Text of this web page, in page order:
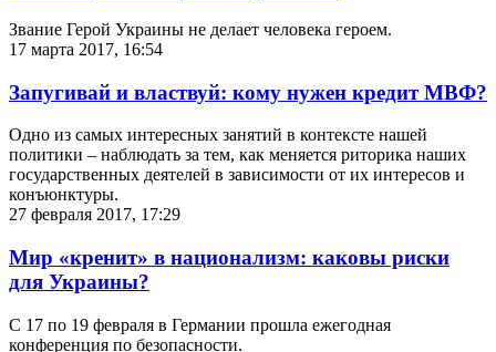
Звание Герой Украины не делает человека героем.
17 марта 2017, 16:54
Запугивай и властвуй: кому нужен кредит МВФ?
Одно из самых интересных занятий в контексте нашей
политики – наблюдать за тем, как меняется риторика наших
государственных деятелей в зависимости от их интересов и
конъюнктуры.
27 февраля 2017, 17:29
Мир «кренит» в национализм: каковы риски
для Украины?
С 17 по 19 февраля в Германии прошла ежегодная
конференция по безопасности.